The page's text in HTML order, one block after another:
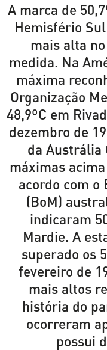
A marca de
Hemisfério
mais alta
medida. Na
máxima
Organização
48,9ºC em
dezembro de
da Austrália
máximas
acordo com o
(BoM)
indicaram
Mardie. A
superado os
fevereiro de
mais altos
história do
ocorreram
possui